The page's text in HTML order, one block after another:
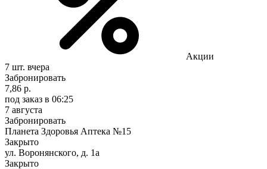
Акции
7 шт. вчера
Забронировать
7,86 р.
под заказ в 06:25
7 августа
Забронировать
Планета Здоровья Аптека №15
Закрыто
ул. Воронянского, д. 1а
Закрыто